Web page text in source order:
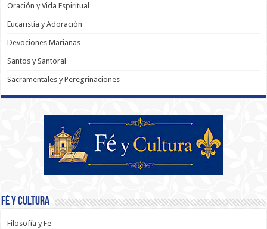
Oración y Vida Espiritual
Eucaristía y Adoración
Devociones Marianas
Santos y Santoral
Sacramentales y Peregrinaciones
Fé y Cultura
Filosofía y Fe